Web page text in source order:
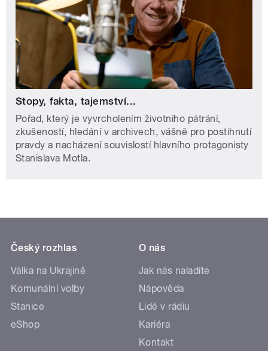
Stopy, fakta, tajemství...
Pořad, který je vyvrcholením životního pátrání,
zkušeností, hledání v archivech, vášně pro postihnutí
pravdy a nacházení souvislostí hlavního protagonisty
Stanislava Motla.
Český rozhlas
Válka na Ukrajině
Komunální volby
Stanice
eShop
O nás
Jak nás naladíte
Nápověda
Lidé v rádiu
Kariéra
Kontakt